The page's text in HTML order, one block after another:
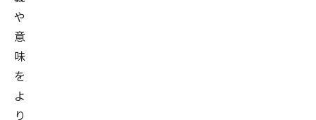
や
意
味
を
よ
り